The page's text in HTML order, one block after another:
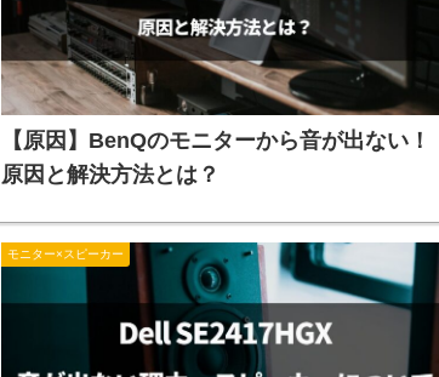
【原因】BenQのモニターから音が出ない！
原因と解決方法とは？
モニター×スピーカー